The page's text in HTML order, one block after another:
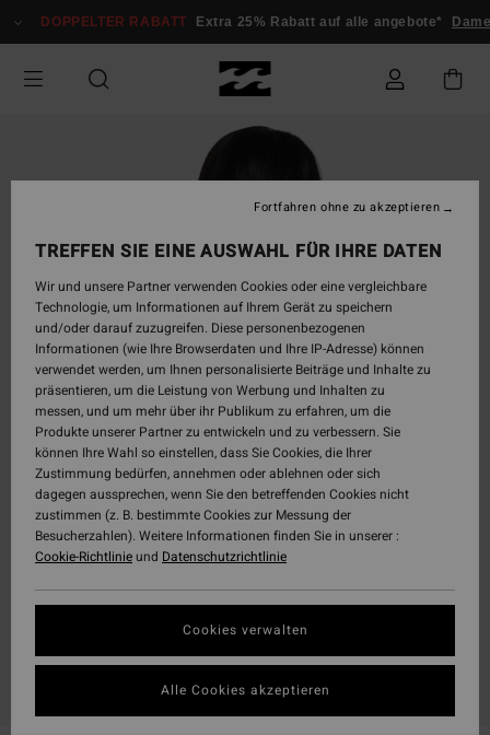
zur
springen
DOPPELTER RABATT Extra 25% Rabatt auf alle angebote* Damen
TREFFEN SIE EINE AUSWAHL FÜR IHRE DATEN
Wir und unsere Partner verwenden Cookies oder eine vergleichbare
Technologie, um Informationen auf Ihrem Gerät zu speichern
und/oder darauf zuzugreifen. Diese personenbezogenen
Informationen (wie Ihre Browserdaten und Ihre IP-Adresse) können
verwendet werden, um Ihnen personalisierte Beiträge und Inhalte zu
präsentieren, um die Leistung von Werbung und Inhalten zu
messen, und um mehr über ihr Publikum zu erfahren, um die
Produkte unserer Partner zu entwickeln und zu verbessern. Sie
können Ihre Wahl so einstellen, dass Sie Cookies, die Ihrer
Zustimmung bedürfen, annehmen oder ablehnen oder sich
dagegen aussprechen, wenn Sie den betreffenden Cookies nicht
zustimmen (z. B. bestimmte Cookies zur Messung der
Besucherzahlen). Weitere Informationen finden Sie in unserer :
Cookie-Richtlinieund Datenschutzrichtlinie
Cookies verwalten
Fortfahren ohne zu akzeptieren
Alle Cookies akzeptieren